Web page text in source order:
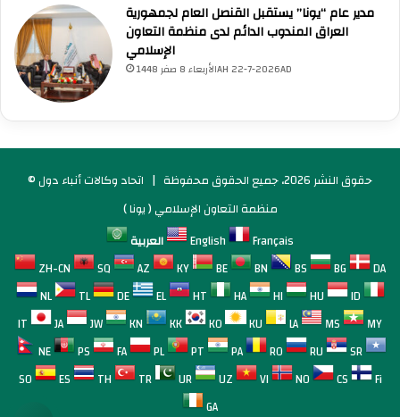
مدير عام “يونا” يستقبل القنصل العام لجمهورية
العراق المندوب الدائم لدى منظمة التعاون
الإسلامي
الأربعاء 8 صفر 1448AH 22-7-2026AD
© حقوق النشر 2026، جميع الحقوق محفوظة |
اتحاد وكالات أنباء دول
منظمة التعاون الإسلامي ( يونا )
العربية
English
Français
ZH-CN
SQ AZ KY BE BN BS BG
DA
NL
TL DE EL HT HA HI HU
ID
IT
JA JW KN KK KO KU LA MS
MY
NE
PS FA PL PT PA RO RU
SR
SO
ES TH TR UR UZ VI NO CS
Fi
GA